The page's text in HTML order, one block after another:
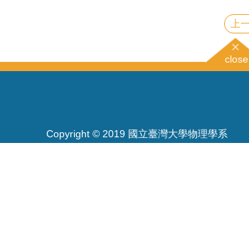
close
Copyright © 2019 國立臺灣大學物理學系